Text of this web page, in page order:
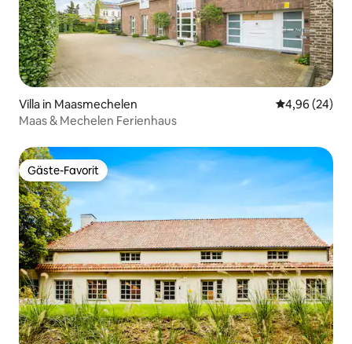
Villa in Maasmechelen
4,96 (24)
Maas & Mechelen Ferienhaus
Gäste-Favorit
Gäste-Favorit